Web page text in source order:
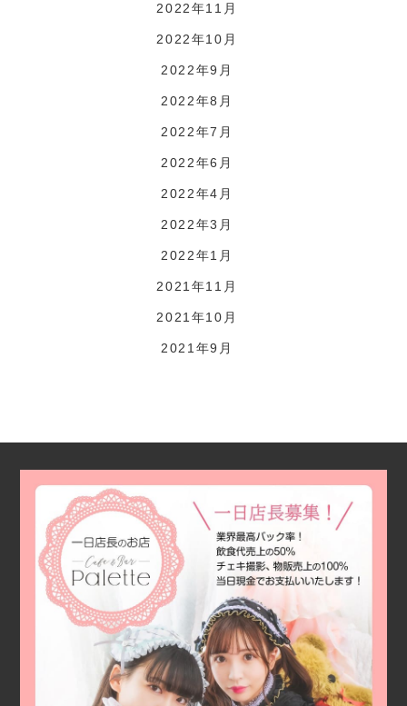
2022年11月
2022年10月
2022年9月
2022年8月
2022年7月
2022年6月
2022年4月
2022年3月
2022年1月
2021年11月
2021年10月
2021年9月